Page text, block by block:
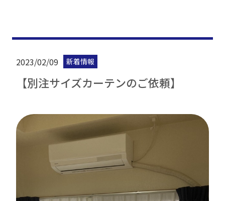
2023/02/09 新着情報
【別注サイズカーテンのご依頼】